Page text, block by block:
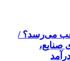
مترمکعب می‌رسد؟ /